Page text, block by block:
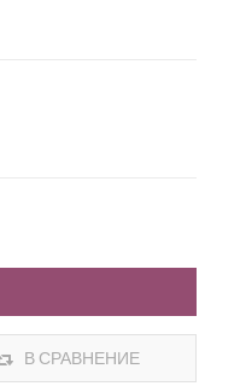
В СРАВНЕНИЕ